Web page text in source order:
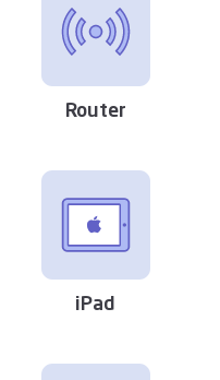
Router
iPad